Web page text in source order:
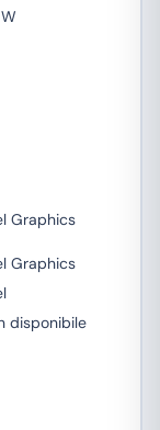
Graphics
Graphics
disponibile